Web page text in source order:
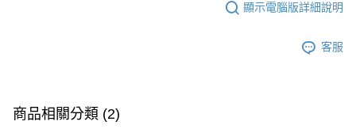
顯示電腦版詳細說明
客服
商品相關分類 (2)